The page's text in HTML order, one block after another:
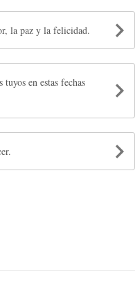
la paz y la felicidad.
en estas fechas